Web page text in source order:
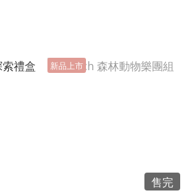
新品上市
售完